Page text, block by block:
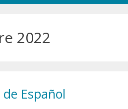
2022
de Español